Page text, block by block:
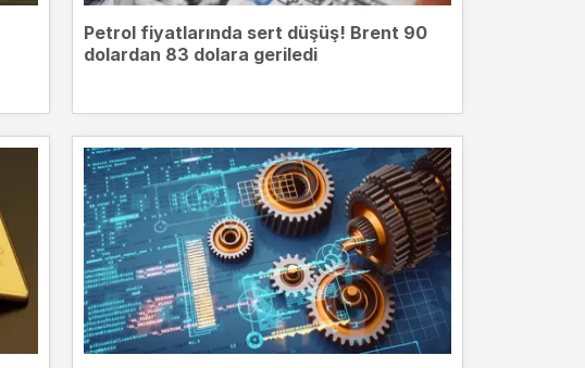
Petrol fiyatlarında sert düşüş! Brent 90
dolardan 83 dolara geriledi